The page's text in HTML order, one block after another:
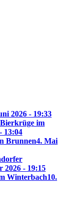
2026 - 19:33
im
13:04
Brunnen4. Mai
2026 - 19:15
Winterbach10.